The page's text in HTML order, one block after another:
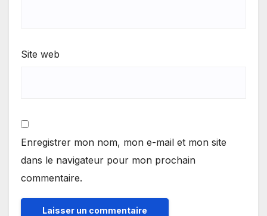
Site web
Enregistrer mon nom, mon e-mail et mon site
dans le navigateur pour mon prochain
commentaire.